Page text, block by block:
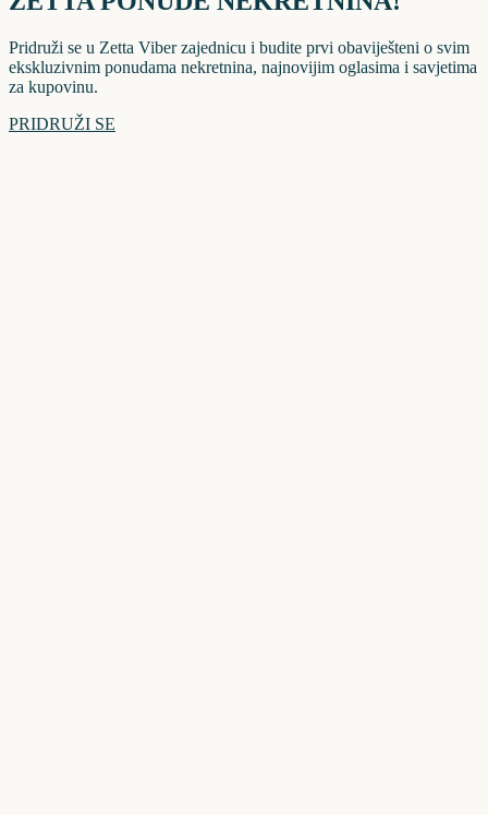
Pridruži se u Zetta Viber zajednicu i budite prvi obaviješteni o svim
ekskluzivnim ponudama nekretnina, najnovijim oglasima i savjetima
za kupovinu.
PRIDRUŽI SE